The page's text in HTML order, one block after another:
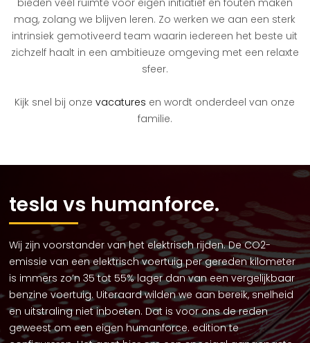
mag, zolang we blijven leren. Zo werken we aan een sterk
intrinsiek gemotiveerd team waarin iedereen het beste uit
zichzelf haalt in een ambitieuze omgeving met een relaxte
sfeer.
Kijk snel bij onzevacatures en wordt onderdeel van onze
familie.
tesla vs humanforce.
Wij zijn voorstander van het elektrisch rijden. De CO2-
emissie van een elektrisch voertuig per gereden kilometer
is immers zo’n 35 tot 55% lager dan van een vergelijkbaar
benzine voertuig. Uiteraard wilden we aan bereik, snelheid
en uitstraling niet inboeten. Dat is voor ons de reden
geweest om een eigen humanforce. edition te